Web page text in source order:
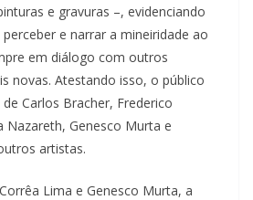
e gravuras –, evidenciando
e narrar a mineiridade ao
em diálogo com outros
novas. Atestando isso, o público
Carlos Bracher, Frederico
Nazareth, Genesco Murta e
artistas.
Lima e Genesco Murta, a